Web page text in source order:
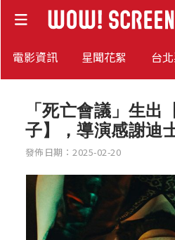
電影資訊 星聞花絮 台
「死亡會議」生出
子】，導演感謝迪
發佈日期：2025-02-20